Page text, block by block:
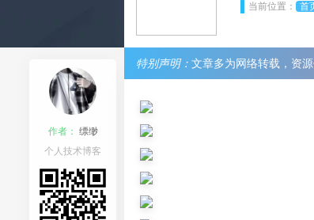
当前位置： 首
作者： 缥缈
个人技术博客
特别声明： 文章多为网络转载，资